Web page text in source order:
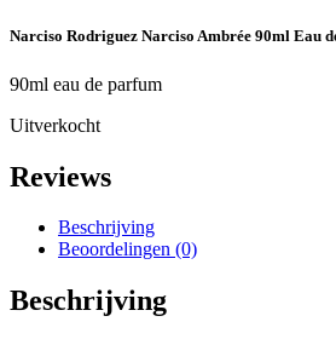
Narciso Rodriguez Narciso Ambrée 90ml Eau
90ml eau de parfum
Uitverkocht
Reviews
Beschrijving
Beoordelingen (0)
Beschrijving